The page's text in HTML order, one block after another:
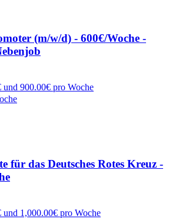
(m/w/d) - 600€/Woche -
und 900.00€ pro Woche
für das Deutsches Rotes Kreuz -
und 1,000.00€ pro Woche